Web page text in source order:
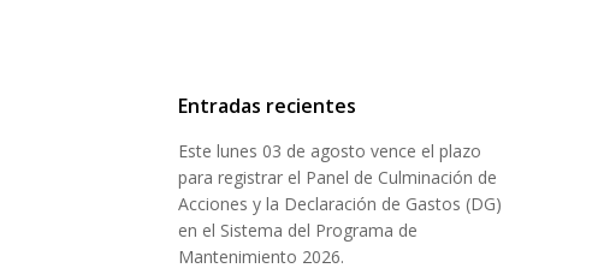
Entradas recientes
Este lunes 03 de agosto vence el plazo
para registrar el Panel de Culminación de
Acciones y la Declaración de Gastos (DG)
en el Sistema del Programa de
Mantenimiento 2026.